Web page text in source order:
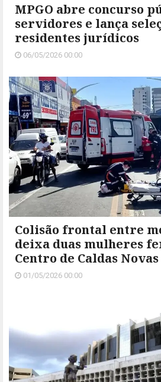
MPGO abre concurso
servidores e lança
residentes jurídicos
06/05/2026 00:00
Colisão frontal entre
deixa duas mulheres
Centro de Caldas Novas
01/05/2026 00:00